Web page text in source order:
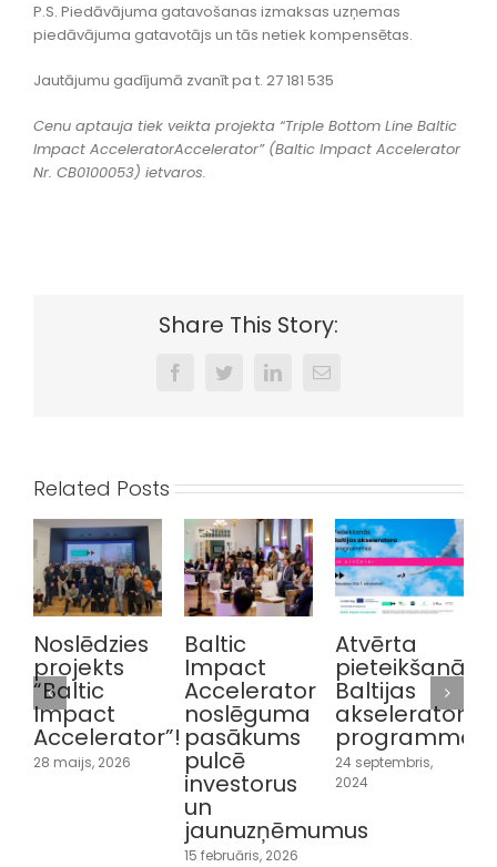
P.S. Piedāvājuma gatavošanas izmaksas uzņemas
piedāvājuma gatavotājs un tās netiek kompensētas.
Jautājumu gadījumā zvanīt pa t. 27 181 535
Cenu aptauja tiek veikta projekta “Triple Bottom Line Baltic
Impact AcceleratorAccelerator” (Baltic Impact Accelerator
Nr. CB0100053) ietvaros.
Share This Story:
FacebookTwitterLinkedInEmail
Related Posts
Noslēdzies
projekts
“Baltic
Impact
Accelerator”!
28 maijs, 2026
Baltic
Impact
Accelerator
noslēguma
pasākums
pulcē
investorus
un
jaunuzņēmumus
15 februāris, 2026
Atvērta
pieteikšanās
Baltijas
akseleratora
programmai
24 septembris,
2024